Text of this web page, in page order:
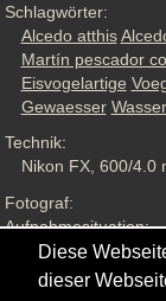
Schlagwörter:
Alcedo atthis
Martín pescador
Eisvogelartige
Gewaesser Wasser
Technik:
Nikon FX, 600/4.0
Fotograf:
Aufnahmesituation:
Ansichten:
Diese
dieser